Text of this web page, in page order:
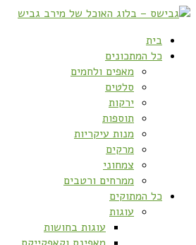
בית
כל המתכונים
מאפים ולחמים
סלטים
ירקות
תוספות
מנות עיקריות
מרקים
צמחוני
ממרחים ורטבים
כל המתוקים
עוגות
עוגות בחושות